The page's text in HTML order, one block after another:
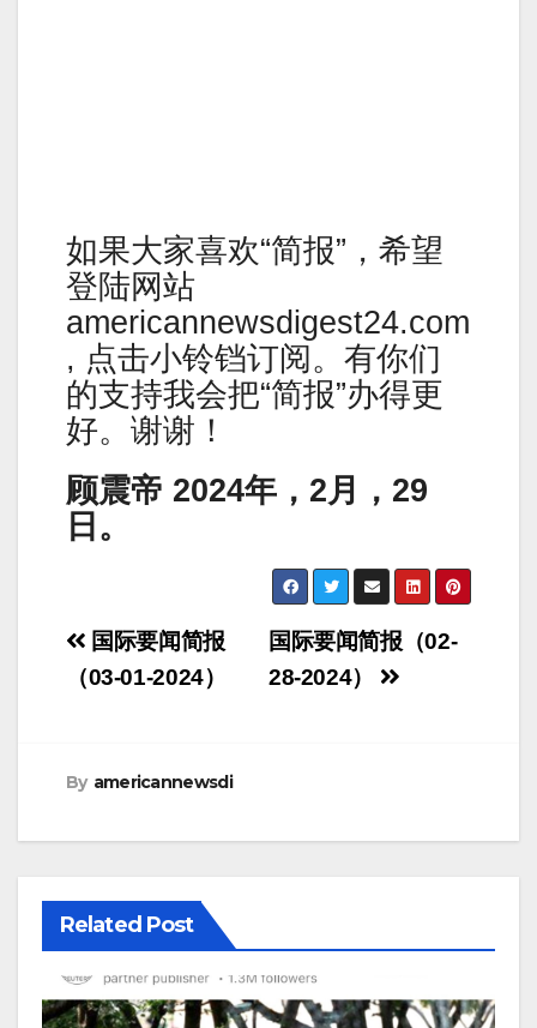
如果大家喜欢“简报”，希望
登陆网站
americannewsdigest24.com
, 点击小铃铛订阅。有你们
的支持我会把“简报”办得更
好。谢谢！
顾震帝 2024年，2月，29
日。
Post
navigation
国际要闻简报（02-
28-2024）
国际要闻简报
（03-01-2024）
By americannewsdi
Related Post